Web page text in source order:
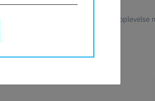
for at få en overlegen 3D-printoplevelse